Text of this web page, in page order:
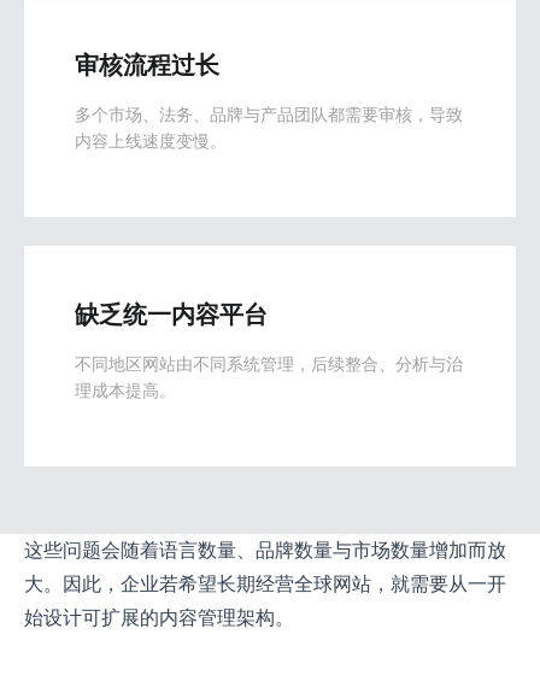
审核流程过长
多个市场、法务、品牌与产品团队都需要审核，导致
内容上线速度变慢。
缺乏统一内容平台
不同地区网站由不同系统管理，后续整合、分析与治
理成本提高。
这些问题会随着语言数量、品牌数量与市场数量增加而放
大。因此，企业若希望长期经营全球网站，就需要从一开
始设计可扩展的内容管理架构。